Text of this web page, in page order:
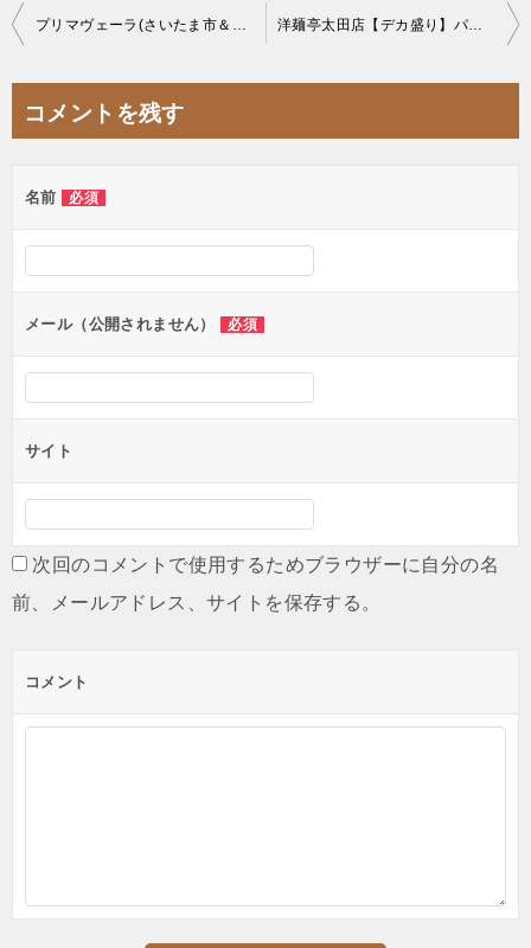
投
ビ
ー
シ
ン
プリマヴェーラ(さいたま市＆群馬県太田市)ブラジリアンBBQシュラスコの名店 洋麺亭太田店【デカ盛り】パスタ県群馬はボリューミーなパスタ店が多い【大食い】
コメントを残す
名前 必須
メール（公開されません） 必須
サイト
次回のコメントで使用するためブラウザーに自分の名
前、メールアドレス、サイトを保存する。
コメント